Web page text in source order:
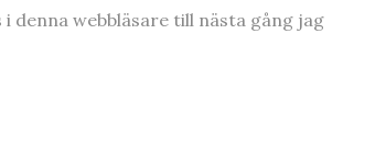
denna webbläsare till nästa gång jag